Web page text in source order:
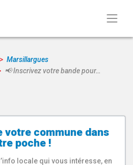
Marsillargues
📢 Inscrivez votre bande pour…
votre commune dans
poche !
locale qui vous intéresse, en